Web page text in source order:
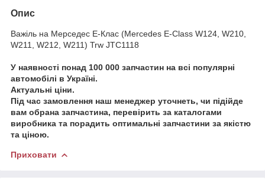
Опис
Важіль на Мерседес E-Клас (Mercedes E-Class W124, W210,
W211, W212, W211) Trw JTC1118
У наявності понад 100 000 запчастин на всі популярні
автомобілі в Україні.
Актуальні ціни.
Під час замовлення наш менеджер уточнеть, чи підійде
вам обрана запчастина, перевірить за каталогами
виробника та порадить оптимальні запчастини за якістю
та ціною.
Приховати